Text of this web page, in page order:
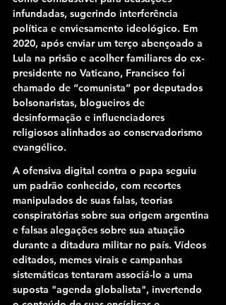
infundadas, sugerindo interferência
política e enviesamento ideológico. Em
2020, após enviar um terço abençoado a
Lula na prisão e acolher familiares do ex-
presidente no Vaticano, Francisco foi
chamado de “comunista” por deputados
bolsonaristas, blogueiros de
desinformação e influenciadores
religiosos alinhados ao conservadorismo
evangélico.
A ofensiva digital contra o papa seguiu
um padrão conhecido, com recortes
manipulados de suas falas, teorias
conspiratórias sobre sua origem argentina
e falsas alegações sobre sua atuação
durante a ditadura militar no país. Vídeos
editados, memes virais e campanhas
sistemáticas tentaram associá-lo a uma
suposta "agenda globalista", invertendo